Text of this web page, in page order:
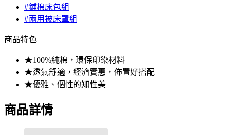
#鋪棉床包組
#兩用被床罩組
商品特色
★100%純棉，環保印染材料
★透氣舒適，經濟實惠，佈置好搭配
★優雅、個性的知性美
商品詳情